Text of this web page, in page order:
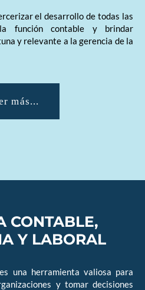
el desarrollo de todas las
función contable y brindar
y relevante a la gerencia de la
más...
CONTABLE,
Y LABORAL
una herramienta valiosa para
y tomar decisiones